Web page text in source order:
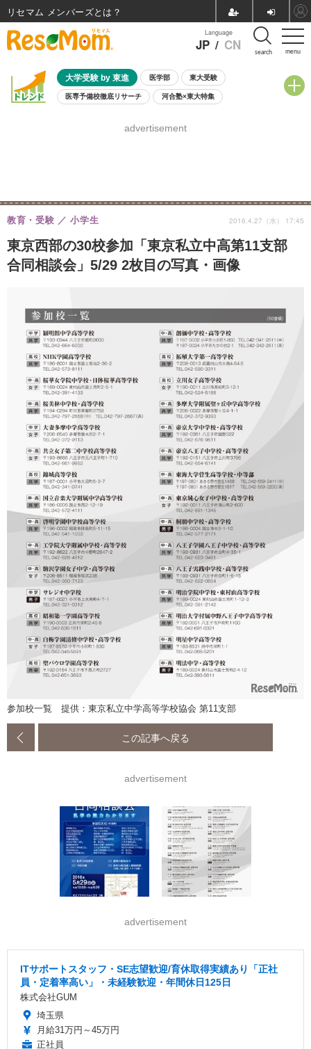
menu
Language
JP / CN search
大学受験 by 東進 医学部 東大受験
医専予備校徹底リサーチ 河合塾×東大特集
8月開催学校説明会・相談会
advertisement
東京西部の30校参加「東京私立中高第11支部
合同相談会」5/29 2枚目の写真・画像
教育・受験 小学生 2016.4.27（水） 17:45
参加校一覧 提供：東京私立中学高等学校協会 第11支部
この記事へ戻る
advertisement
advertisement
ITサポートスタッフ・SE志望歓迎/育休取得実績あり「正社
員・定着率高い」・未経験歓迎・年間休日125日
株式会社GUM
埼玉県
月給31万円～45万円
正社員
リセマム メンバーズ